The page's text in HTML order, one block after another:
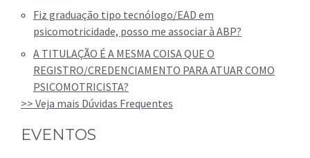
Fiz graduação tipo tecnólogo/EAD em
psicomotricidade, posso me associar à ABP?
A TITULAÇÃO É A MESMA COISA QUE O
REGISTRO/CREDENCIAMENTO PARA ATUAR COMO
PSICOMOTRICISTA?
>> Veja mais Dúvidas Frequentes
EVENTOS